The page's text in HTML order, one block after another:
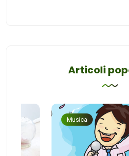
Articoli
Musica